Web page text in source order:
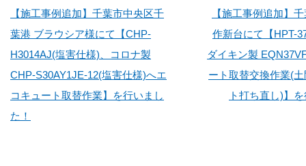
【施工事例追加】千葉市中央区千
葉港 ブラウシア様にて【CHP-
H3014AJ(塩害仕様)、コロナ製
CHP-S30AY1JE-12(塩害仕様)へエ
コキュート取替作業】を行いまし
た！
【施工事例追加】
作新台にて【HPT-
ダイキン製
ート取替交換作業(
ト打ち直し)】